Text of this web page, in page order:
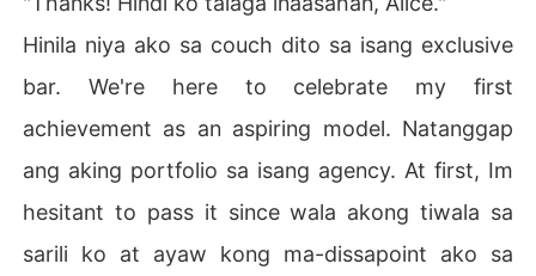
Hinila niya ako sa couch dito sa isang exclusive
bar. We're here to celebrate my first
achievement as an aspiring model. Natanggap
ang aking portfolio sa isang agency. At first, Im
hesitant to pass it since wala akong tiwala sa
sarili ko at ayaw kong ma-dissapoint ako sa